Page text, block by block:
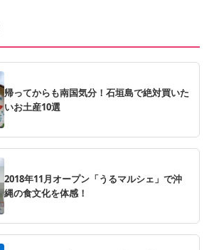
帰ってからも南国気分！石垣島で絶対買いた
いお土産10選
2018年11月オープン「うるマルシェ」で沖
縄の食文化を体感！